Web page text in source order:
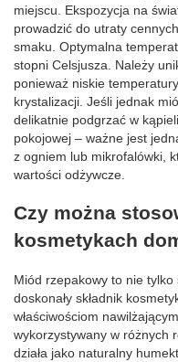
miejscu. Ekspozycja na
prowadzić do utraty
smaku. Optymalna
stopni Celsjusza. Należy
ponieważ niskie
krystalizacji. Jeśli jednak
delikatnie podgrzać w
pokojowej – ważne jest
z ogniem lub mikrofalówki,
wartości odżywcze.
Czy można
kosmetykach
Miód rzepakowy to nie
doskonały składnik
właściwościom
wykorzystywany w różnych
działa jako naturalny